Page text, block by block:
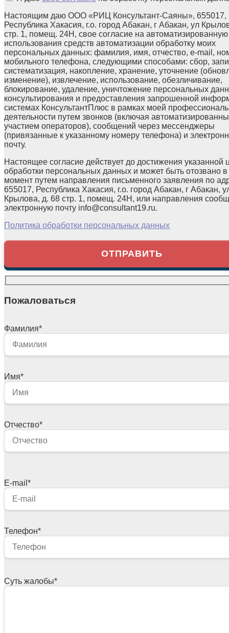
Настоящим даю ООО «РИЦ Консультант-Саяны», 655017,
Республика Хакасия, г.о. город Абакан, г Абакан, ул
стр. 1, помещ. 24Н, свое согласие на автоматизированную
использования средств автоматизации обработку моих
персональных данных: фамилия, имя, отчество, e-mail,
мобильного телефона, следующими способами: сбор,
систематизация, накопление, хранение, уточнение
изменение), извлечение, использование, обезличивание,
блокирование, удаление, уничтожение персональных
консультирования и предоставления запрошенной
системах КонсультантПлюс в рамках моей
деятельности путем звонков (включая
участием операторов), сообщений через мессенджеры
(привязанные к указанному номеру телефона) и
почту.
Настоящее согласие действует до достижения указанной
обработки персональных данных и может быть отозвано
момент путем направления письменного заявления по
655017, Республика Хакасия, г.о. город Абакан, г Абакан,
Крылова, д. 68 стр. 1, помещ. 24Н, или направления
электронную почту info@consultant19.ru.
Политика обработки персональных данных
Пожаловаться
Фамилия*
Имя*
Отчество*
E-mail *
Телефон*
Суть жалобы*